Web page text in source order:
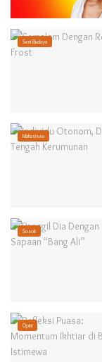
Seni Budaya
Mahasiswa
Sosok
Opini